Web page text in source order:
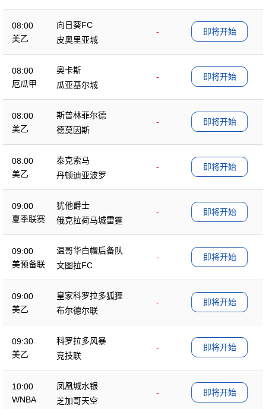
08:00
美乙
向日葵FC
-
皮奥里亚城
即将开始
08:00
厄瓜甲
奥卡斯
-
瓜亚基尔城
即将开始
08:00
美乙
斯普林菲尔德
-
德莫因斯
即将开始
08:00
美乙
泰克索马
-
丹顿迪亚波罗
即将开始
09:00
夏季联赛
犹他爵士
-
俄克拉荷马城雷霆
即将开始
09:00
美预备联
温哥华白帽后备队
-
文图拉FC
即将开始
09:00
美乙
皇家科罗拉多狐狸
-
布尔德尔联
即将开始
09:30
美乙
科罗拉多风暴
-
竞技联
即将开始
10:00
WNBA
凤凰城水银
-
芝加哥天空
即将开始